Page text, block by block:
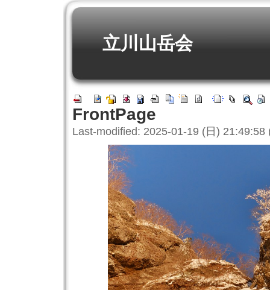
立川山岳会
FrontPage
Last-modified: 2025-01-19 (日) 21:49:58